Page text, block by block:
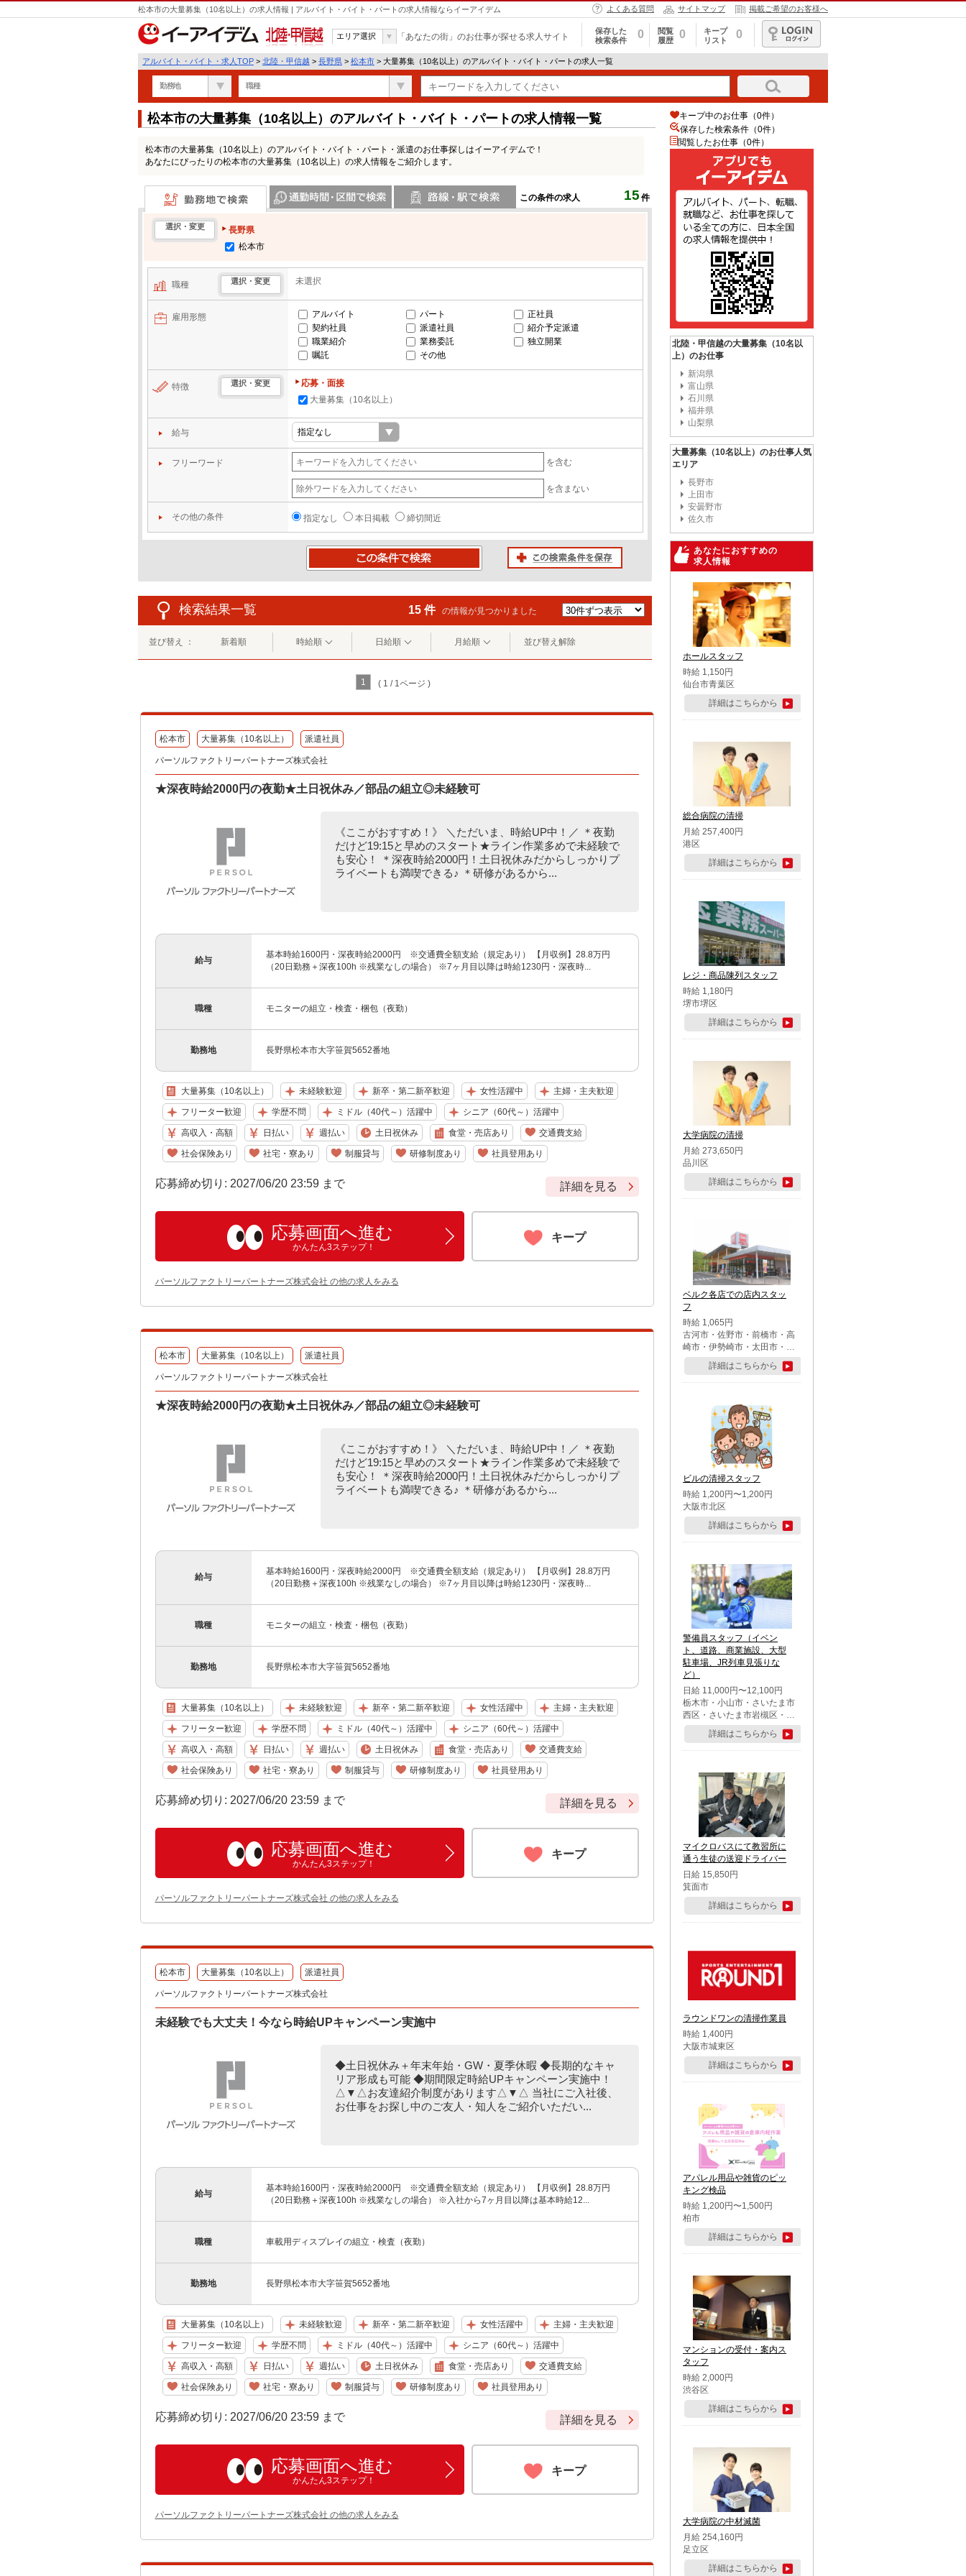
松本市の大量募集（10名以上）の求人情報 | アルバイト・バイト・パートの求人情報ならイーアイデム よくある質問 サイトマップ 掲載ご希望のお客様へ
北陸・甲信越
エリア選択 「あなたの街」のお仕事が探せる求人サイト
保存した
検索条件
0
閲覧
履歴
0
キープ
リスト
0
ログイン
アルバイト・バイト・求人TOP > 北陸・甲信越 > 長野県 > 松本市 > 大量募集（10名以上）のアルバイト・バイト・パートの求人一覧
勤務地 職種
松本市の大量募集（10名以上）のアルバイト・バイト・パートの求人情報一覧
松本市の大量募集（10名以上）のアルバイト・バイト・パート・派遣のお仕事探しはイーアイデムで！
あなたにぴったりの松本市の大量募集（10名以上）の求人情報をご紹介します。
この条件の求人 15 件
勤務地で検索
選択・変更
長野県
松本市
職種 選択・変更 未選択
雇用形態 アルバイト パート
正社員
契約社員
派遣社員
紹介予定派遣
職業紹介
業務委託
独立開業
嘱託
その他
特徴 選択・変更
応募・面接
大量募集（10名以上）
給与
フリーワード を含む
を含まない
その他の条件 指定なし 本日掲載 締切間近
検索結果一覧 15 件 の情報が見つかりました
並び替え ： 新着順 時給順 日給順 月給順 並び替え解除
1 ( 1 / 1ページ )
松本市 大量募集（10名以上） 派遣社員
パーソルファクトリーパートナーズ株式会社
★深夜時給2000円の夜勤★土日祝休み／部品の組立◎未経験可
《ここがおすすめ！》 ＼ただいま、時給UP中！／ ＊夜勤
だけど19:15と早めのスタート★ライン作業多めで未経験で
も安心！ ＊深夜時給2000円！土日祝休みだからしっかりプ
ライベートも満喫できる♪ ＊研修があるから...
給与
基本時給1600円・深夜時給2000円 ※交通費全額支給（規定あり） 【月収例】28.8万円
（20日勤務＋深夜100h ※残業なしの場合） ※7ヶ月目以降は時給1230円・深夜時...
職種 モニターの組立・検査・梱包（夜勤）
勤務地 長野県松本市大字笹賀5652番地
大量募集（10名以上） 未経験歓迎 新卒・第二新卒歓迎 女性活躍中 主婦・主夫歓迎
フリーター歓迎 学歴不問 ミドル（40代～）活躍中 シニア（60代～）活躍中
高収入・高額 日払い 週払い 土日祝休み 食堂・売店あり 交通費支給
社会保険あり 社宅・寮あり 制服貸与 研修制度あり 社員登用あり
応募締め切り: 2027/06/20 23:59 まで 詳細を見る
応募画面へ進む
かんたん3ステップ！
キープ
パーソルファクトリーパートナーズ株式会社 の他の求人をみる
松本市 大量募集（10名以上） 派遣社員
パーソルファクトリーパートナーズ株式会社
★深夜時給2000円の夜勤★土日祝休み／部品の組立◎未経験可
《ここがおすすめ！》 ＼ただいま、時給UP中！／ ＊夜勤
だけど19:15と早めのスタート★ライン作業多めで未経験で
も安心！ ＊深夜時給2000円！土日祝休みだからしっかりプ
ライベートも満喫できる♪ ＊研修があるから...
給与
基本時給1600円・深夜時給2000円 ※交通費全額支給（規定あり） 【月収例】28.8万円
（20日勤務＋深夜100h ※残業なしの場合） ※7ヶ月目以降は時給1230円・深夜時...
職種 モニターの組立・検査・梱包（夜勤）
勤務地 長野県松本市大字笹賀5652番地
大量募集（10名以上） 未経験歓迎 新卒・第二新卒歓迎 女性活躍中 主婦・主夫歓迎
フリーター歓迎 学歴不問 ミドル（40代～）活躍中 シニア（60代～）活躍中
高収入・高額 日払い 週払い 土日祝休み 食堂・売店あり 交通費支給
社会保険あり 社宅・寮あり 制服貸与 研修制度あり 社員登用あり
応募締め切り: 2027/06/20 23:59 まで 詳細を見る
応募画面へ進む
かんたん3ステップ！
キープ
パーソルファクトリーパートナーズ株式会社 の他の求人をみる
松本市 大量募集（10名以上） 派遣社員
パーソルファクトリーパートナーズ株式会社
未経験でも大丈夫！今なら時給UPキャンペーン実施中
◆土日祝休み＋年末年始・GW・夏季休暇 ◆長期的なキャ
リア形成も可能 ◆期間限定時給UPキャンペーン実施中！
△▼△お友達紹介制度があります△▼△ 当社にご入社後、
お仕事をお探し中のご友人・知人をご紹介いただい...
給与
基本時給1600円・深夜時給2000円 ※交通費全額支給（規定あり） 【月収例】28.8万円
（20日勤務＋深夜100h ※残業なしの場合） ※入社から7ヶ月目以降は基本時給12...
職種 車載用ディスプレイの組立・検査（夜勤）
勤務地 長野県松本市大字笹賀5652番地
大量募集（10名以上） 未経験歓迎 新卒・第二新卒歓迎 女性活躍中 主婦・主夫歓迎
フリーター歓迎 学歴不問 ミドル（40代～）活躍中 シニア（60代～）活躍中
高収入・高額 日払い 週払い 土日祝休み 食堂・売店あり 交通費支給
社会保険あり 社宅・寮あり 制服貸与 研修制度あり 社員登用あり
応募締め切り: 2027/06/20 23:59 まで 詳細を見る
応募画面へ進む
かんたん3ステップ！
キープ
パーソルファクトリーパートナーズ株式会社 の他の求人をみる
キープ中のお仕事（0件）
保存した検索条件（0件）
閲覧したお仕事（0件）
北陸・甲信越の大量募集（10名以
上）のお仕事
新潟県
富山県
石川県
福井県
山梨県
大量募集（10名以上）のお仕事人気
エリア
長野市
上田市
安曇野市
佐久市
あなたにおすすめの
求人情報
ホールスタッフ
時給 1,150円
仙台市青葉区
詳細はこちらから
総合病院の清掃
月給 257,400円
港区
詳細はこちらから
レジ・商品陳列スタッフ
時給 1,180円
堺市堺区
詳細はこちらから
大学病院の清掃
月給 273,650円
品川区
詳細はこちらから
ベルク各店での店内スタッ
フ
時給 1,065円
古河市・佐野市・前橋市・高
崎市・伊勢崎市・太田市・館
林市・藤岡市・大泉町・さい
たま市北区・川越市・熊谷
市・行田市・秩父市・所沢
市・鶴ケ島市・千葉市中央
区・市川市・松戸市・習志野
市・柏市・流山市・八千代
市・足立区・江戸川区・八王
子市・町田市
詳細はこちらから
ビルの清掃スタッフ
時給 1,200円〜1,200円
大阪市北区
詳細はこちらから
警備員スタッフ（イベン
ト、道路、商業施設、大型
駐車場、JR列車見張りな
ど）
日給 11,000円〜12,100円
栃木市・小山市・さいたま市
西区・さいたま市岩槻区・久
喜市・蓮田市
詳細はこちらから
マイクロバスにて教習所に
通う生徒の送迎ドライバー
日給 15,850円
箕面市
詳細はこちらから
ラウンドワンの清掃作業員
時給 1,400円
大阪市城東区
詳細はこちらから
アパレル用品や雑貨のピッ
キング検品
時給 1,200円〜1,500円
柏市
詳細はこちらから
マンションの受付・案内ス
タッフ
時給 2,000円
渋谷区
詳細はこちらから
大学病院の中材滅菌
月給 254,160円
足立区
詳細はこちらから